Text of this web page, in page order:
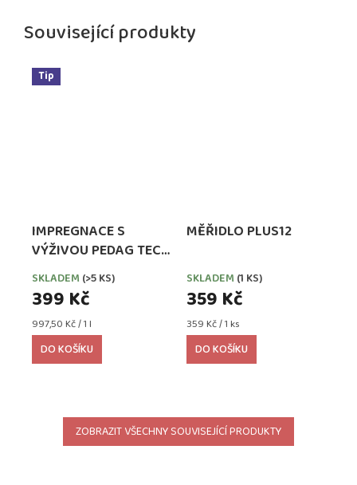
Související produkty
Tip
IMPREGNACE S
VÝŽIVOU PEDAG TECH
WATERPROOFER,
EXTRA SILNÁ
SKLADEM (>5 KS)
399 Kč
Měrná
cena:
997,50 Kč / 1 l
DO KOŠÍKU
MĚŘIDLO PLUS12
SKLADEM (1 KS)
359 Kč
Měrná
cena:
359 Kč / 1 ks
DO KOŠÍKU
ZOBRAZIT VŠECHNY SOUVISEJÍCÍ PRODUKTY